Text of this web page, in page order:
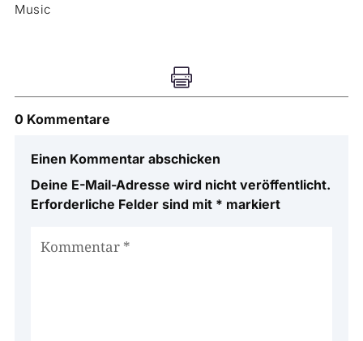
Music

0 Kommentare
Einen Kommentar abschicken
Deine E-Mail-Adresse wird nicht veröffentlicht.
Erforderliche Felder sind mit * markiert